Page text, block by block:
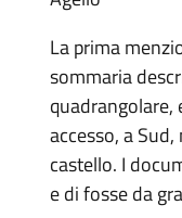
La prima
sommaria
quadrangolare,
accesso, a
castello. I
e di fosse da